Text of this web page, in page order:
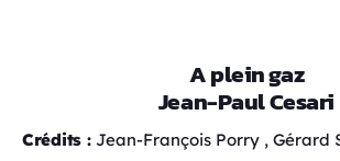
A plein gaz
Jean-Paul Cesari
Crédits : Jean-François Porry , Gérard